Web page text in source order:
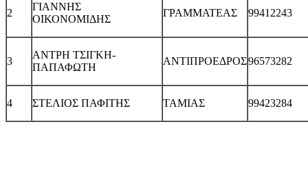
2
ΓΙΑΝΝΗΣ
ΟΙΚΟΝΟΜΙΔΗΣ
ΓΡΑΜΜΑΤΕΑΣ 99412243
3
ΑΝΤΡΗ ΤΣΙΓΚΗ-
ΠΑΠΑΦΩΤΗ
ΑΝΤΙΠΡΟΕΔΡΟΣ96573282
4 ΣΤΕΛΙΟΣ ΠΑΦΙΤΗΣ ΤΑΜΙΑΣ 99423284